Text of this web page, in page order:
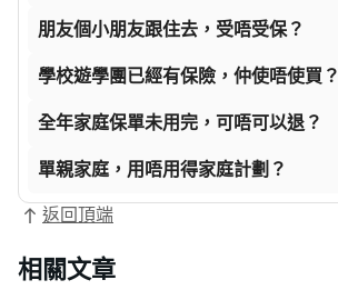
朋友個小朋友跟住去，受唔受保？
學校遊學團已經有保險，仲使唔使買？
全年家庭保單未用完，可唔可以退？
單親家庭，用唔用得家庭計劃？
返回頂端
相關文章